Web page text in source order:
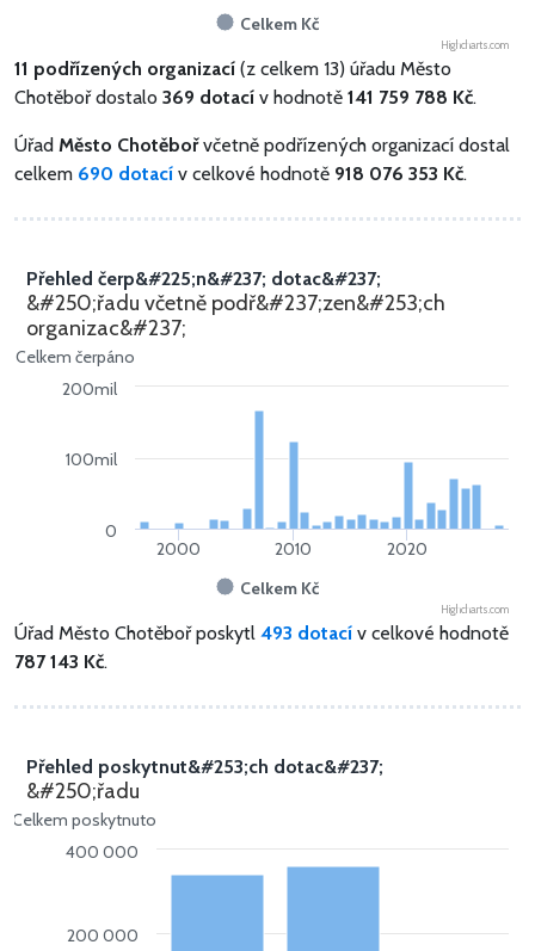
Celkem Kč
Highcharts.com
11 podřízených organizací (z celkem 13) úřadu Město
Chotěboř dostalo 369 dotací v hodnotě 141 759 788 Kč.
Úřad Město Chotěbořvčetně podřízených organizací dostal
celkem 690 dotací v celkové hodnotě 918 076 353 Kč.
Celkem čerpáno
Přehled čerp&#225;n&#237; dotac&#237;
&#250;řadu včetně podř&#237;zen&#253;ch
organizac&#237;
Celkem Kč
2000 2010 2020
0
100mil
200mil
Highcharts.com
Úřad Město Chotěboř poskytl 493 dotací v celkové hodnotě
787 143 Kč.
Celkem poskytnuto
Přehled poskytnut&#253;ch dotac&#237;
&#250;řadu
200 000
400 000